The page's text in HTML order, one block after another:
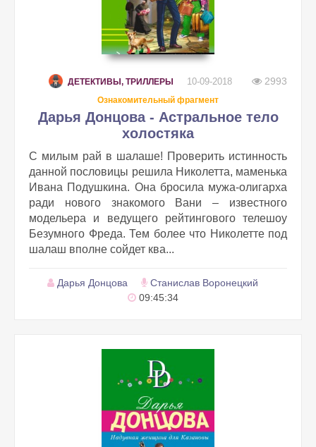
ДЕТЕКТИВЫ, ТРИЛЛЕРЫ 10-09-2018 2993
Ознакомительный фрагмент
Дарья Донцова - Астральное тело
холостяка
С милым рай в шалаше! Проверить истинность
данной пословицы решила Николетта, маменька
Ивана Подушкина. Она бросила мужа-олигарха
ради нового знакомого Вани – известного
модельера и ведущего рейтингового телешоу
Безумного Фреда. Тем более что Николетте под
шалаш вполне сойдет ква...
Дарья Донцова
Станислав Воронецкий
09:45:34